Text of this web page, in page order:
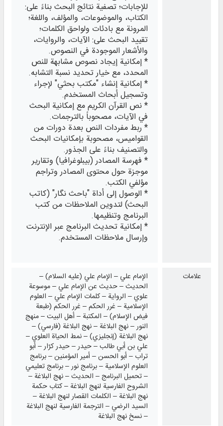
للإجابات؛ تصفية نتائج البحث بناءً على:
الكتاب، والموضوعات، والمؤلف، واللغة؛
المرونة مع بادئات ولواحق الكلمات؛
تقييد البحث على: الآيات، والروايات،
والأشعار الموجودة في النصوص.
* إمكانية إيجاد نصوص مشابهة للنص
المحدد، مع خيار تحديد نسبة التشابه.
* إمكانية إنشاء "مكتب بحثي" لإجراء
وتسجيل أبحاث المستخدم.
* نص القرآن الكريم مع إمكانية البحث
في الآيات، مصحوباً بالترجمات.
* ربط مفردات النص بعدة دورات من
القواميس، مصحوبة بإمكانيات البحث
والتصنيف بناءً على الجذور.
* فهرسة المصادر (بيبلوغرافيا) وتقارير
موجزة حول محتوى المصادر وتراجم
مؤلفي الكتب.
* الوصول إلى أداة "باحث نگار" (كاتب
البحث) لتدوين الملاحظات من كتب
البرنامج وتنظيمها.
* إمكانية تحديث البرنامج عبر الإنترنت
وإرسال ملاحظات المستخدم.
علامات
الإمام علي – الإمام علي (عليه السلام) –
الحديث – حديث عن الإمام علي – موسوعة
علوي – الرواية – كلمات الإمام علي – العلوم
الإسلامية – غرر الحكم – غرر الحكم (طبعة
فيض الإسلام) – المكتبة – أهل البيت – منهج
النور – نهج البلاغة – نهج البلاغة (فارسي) –
نهج البلاغة (إنجليزي) – نمط الحياة العلوي –
علي بن أبي طالب – حيدر – حيدر كرّار – أبو
تراب – أبو الحسن – أمير المؤمنين – برنامج
العلوم الإسلامية – برنامج نور – برنامج تعليمي
– تحميل البرنامج – الحديث – نهج البلاغة –
الشروح الفارسية لنهج البلاغة – كتاب حكمة
نهج البلاغة – الكلمات القصار لنهج البلاغة –
السيد الرضي – الترجمة الفارسية لنهج البلاغة
– نسخ نهج البلاغة